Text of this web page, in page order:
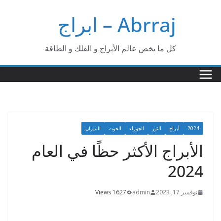
Abrraj – ابراج
كل ما يخص عالم الأبراج و الفلك و الطاقة
2024 أبراج الثور الجوزاء الحوت الميزان
الأبراج الأكثر حظًا في العام
2024
نوفمبر 17, 2023 admin
1627 Views